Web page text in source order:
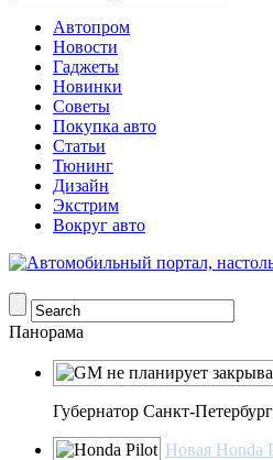
Автопром
Новости
Гаджеты
Новинки
Советы
Покупка авто
Статьи
Тюнинг
Дизайн
Экстрим
Вокруг авто
Панорама
Губернатор Санкт-
Новая Honda